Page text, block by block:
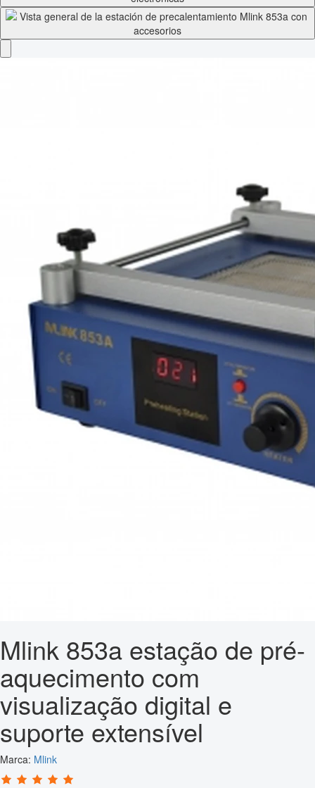
Mlink 853a estação de pré-
aquecimento com
visualização digital e
suporte extensível
Marca: Mlink